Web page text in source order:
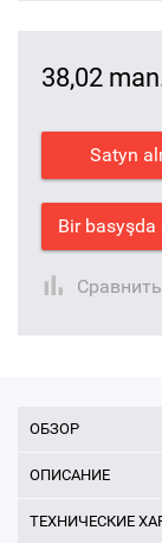
38,02
Satyn
Bir basyşda
Сравнить
ОБЗОР
ОПИСАНИЕ
ТЕХНИЧЕСКИЕ